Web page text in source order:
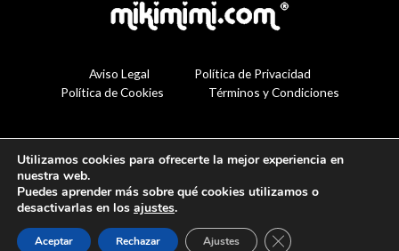
Aviso Legal
Política de Privacidad
Política de Cookies
Términos y Condiciones
Utilizamos cookies para ofrecerte la mejor experiencia en
nuestra web.
Puedes aprender más sobre qué cookies utilizamos o
desactivarlas en los ajustes.
Aceptar Rechazar Ajustes Cerrar el banner de